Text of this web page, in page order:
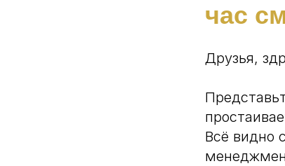
час
Друзья,
Всё видно